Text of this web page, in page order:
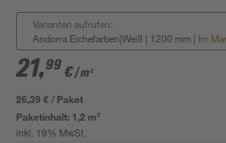
Varianten aufrufen:
Andorra Eichefarben|Weiß | 1200 mm | Im
21,99 €/ m²
26,39 € / Paket
Paketinhalt: 1,2 m²
inkl. 19% MwSt.